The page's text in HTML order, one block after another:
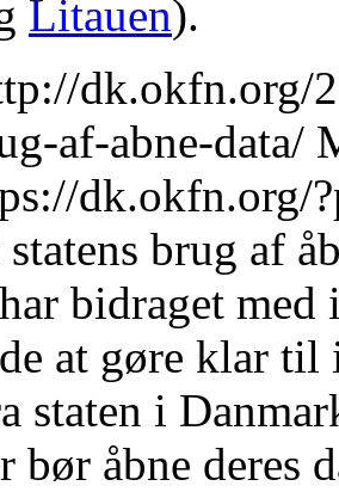
Litauen).
dk.okfn.org/
af-abne-data/
dk.okfn.org/
brug af
bidraget
at gøre klar
staten i
bør åbne deres